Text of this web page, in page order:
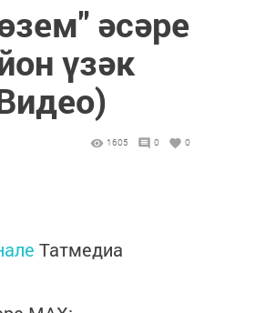
әсәре
үзәк
1605 0 0
Татмедиа